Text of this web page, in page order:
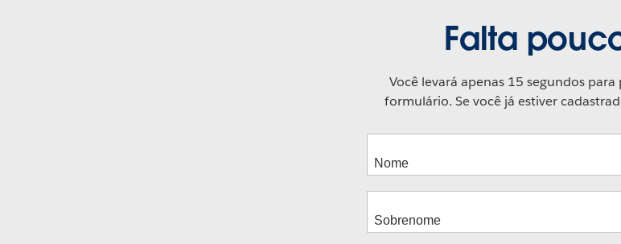
Falta
Você levará apenas 15 segundos para
formulário. Se você já estiver